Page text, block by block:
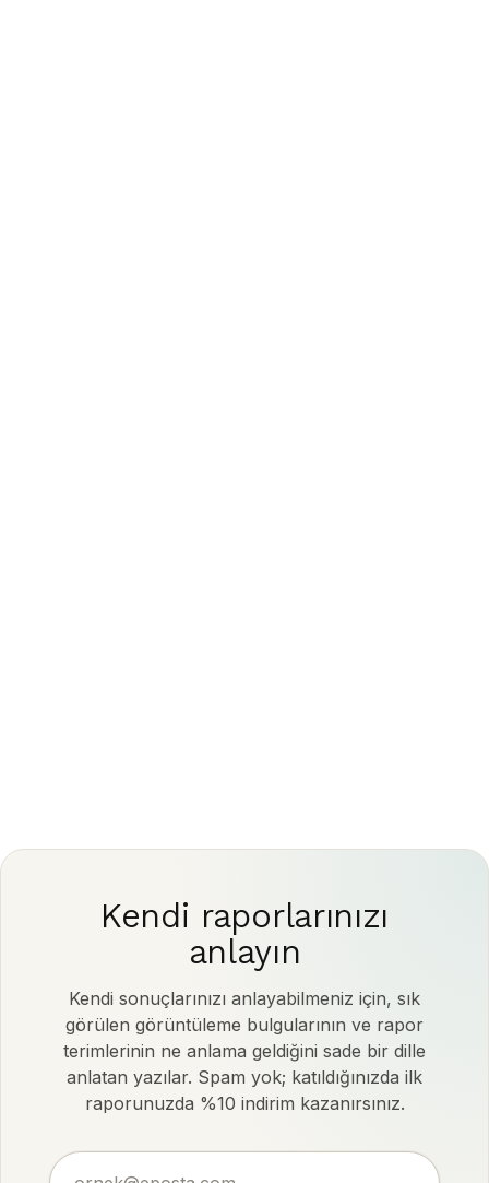
Kendi raporlarınızı
anlayın
Kendi sonuçlarınızı anlayabilmeniz için, sık
görülen görüntüleme bulgularının ve rapor
terimlerinin ne anlama geldiğini sade bir dille
anlatan yazılar. Spam yok; katıldığınızda ilk
raporunuzda %10 indirim kazanırsınız.